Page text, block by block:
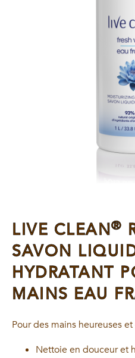
LIVE CLEAN®
SAVON
HYDRATANT
MAINS EAU
Pour des mains heureuses
Nettoie en douceur et